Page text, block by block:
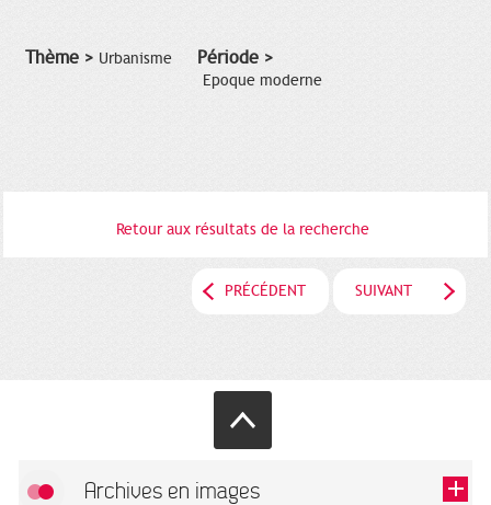
Thème > Urbanisme Période >
Epoque moderne
Retour aux résultats de la recherche
PRÉCÉDENT SUIVANT
Archives en images